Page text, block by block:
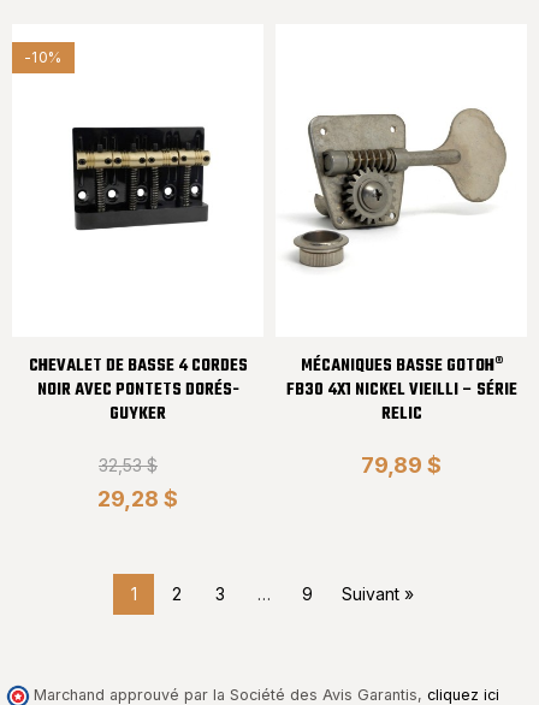
-10%
CHEVALET DE BASSE 4 CORDES
NOIR AVEC PONTETS DORÉS-
GUYKER
32,53 $
29,28 $
MÉCANIQUES BASSE GOTOH®
FB30 4X1 NICKEL VIEILLI – SÉRIE
RELIC
79,89 $
1 2 3 … 9 Suivant »
Marchand approuvé par la Société des Avis Garantis, cliquez ici